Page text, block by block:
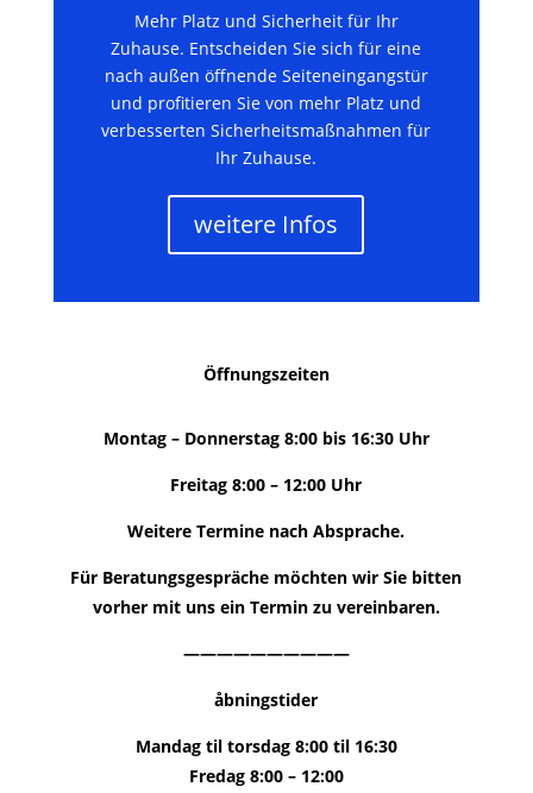
Mehr Platz und Sicherheit für Ihr
Zuhause. Entscheiden Sie sich für eine
nach außen öffnende Seiteneingangstür
und profitieren Sie von mehr Platz und
verbesserten Sicherheitsmaßnahmen für
Ihr Zuhause.
weitere Infos
Öffnungszeiten
Montag – Donnerstag 8:00 bis 16:30 Uhr
Freitag 8:00 – 12:00 Uhr
Weitere Termine nach Absprache.
Für Beratungsgespräche möchten wir Sie bitten
vorher mit uns ein Termin zu vereinbaren.
——————————
åbningstider
Mandag til torsdag 8:00 til 16:30
Fredag ​​8:00 – 12:00